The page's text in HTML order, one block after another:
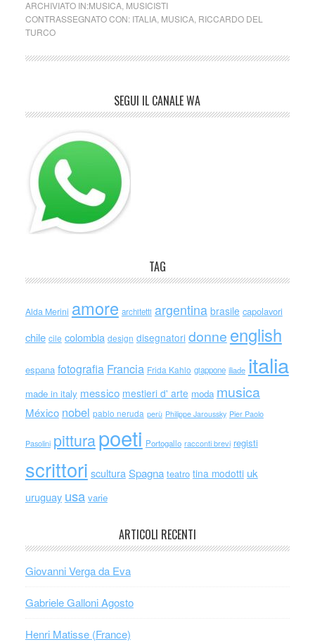
ARCHIVIATO IN:MUSICA, MUSICISTI
CONTRASSEGNATO CON: ITALIA, MUSICA, RICCARDO DEL
TURCO
SEGUI IL CANALE WA
TAG
Alda Merini amore architetti argentina brasile capolavori
chile cile colombia design disegnatori donne english
espana fotografia Francia Frida Kahlo giappone iliade italia
made in italy messico mestieri d' arte moda musica
México nobel pablo neruda perù Philippe Jaroussky Pier Paolo
Pasolini pitturapoeti Portogallo racconti brevi registi
scrittori scultura Spagna teatro tina modotti uk
uruguay usa varie
ARTICOLI RECENTI
Giovanni Verga da Eva
Gabriele Galloni Agosto
Henri Matisse (France)